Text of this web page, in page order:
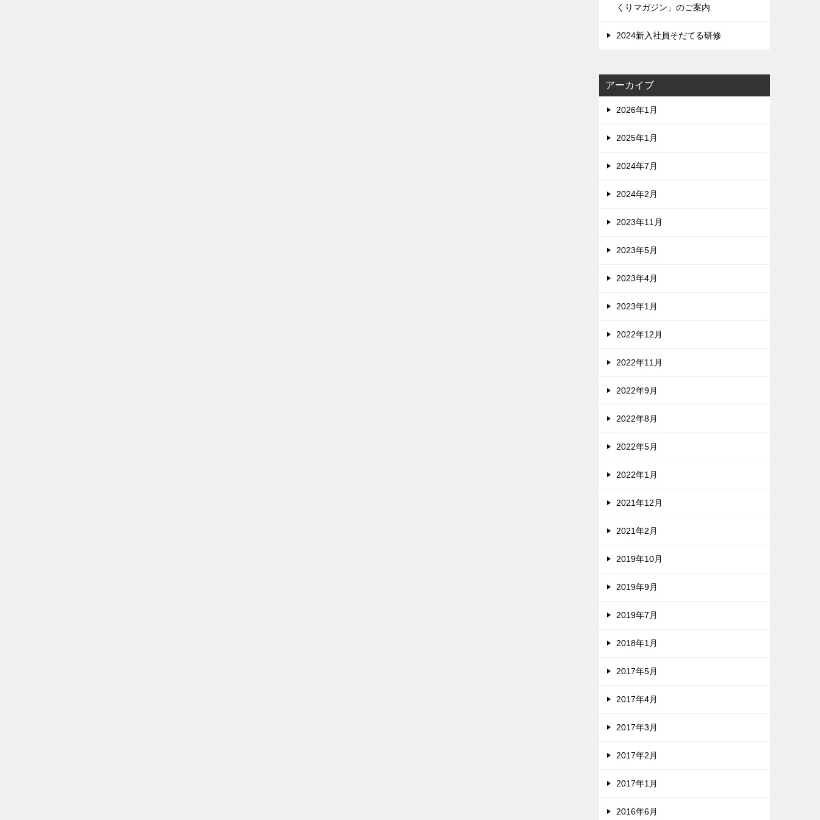
くりマガジン」のご案内
2024新入社員そだてる研修
アーカイブ
2026年1月
2025年1月
2024年7月
2024年2月
2023年11月
2023年5月
2023年4月
2023年1月
2022年12月
2022年11月
2022年9月
2022年8月
2022年5月
2022年1月
2021年12月
2021年2月
2019年10月
2019年9月
2019年7月
2018年1月
2017年5月
2017年4月
2017年3月
2017年2月
2017年1月
2016年6月